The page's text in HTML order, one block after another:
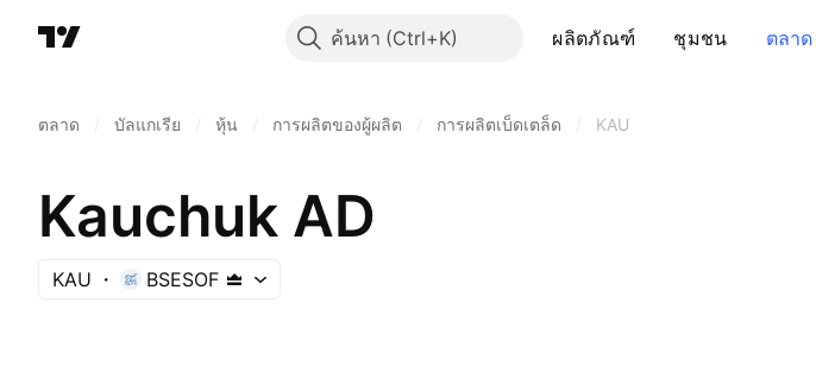
ค้นหา ผลิตภัณฑ์ ชุมชน ตลาด
ตลาด บัลแกเรีย หุ้น การผลิตของผู้ผลิต การผลิตเบ็ดเตล็ด KAU
Kauchuk AD
KAU BSESOF